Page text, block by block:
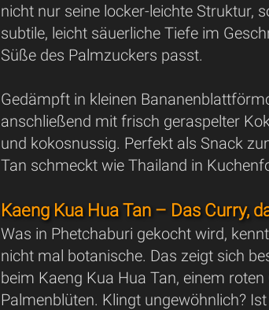
nicht nur seine locker-leichte Struktur,
subtile, leicht säuerliche Tiefe im
Süße des Palmzuckers passt.
Gedämpft in kleinen
anschließend mit frisch geraspelter
und kokosnussig. Perfekt als Snack
Tan schmeckt wie Thailand in
Kaeng Kua Hua Tan – Das Curry,
Was in Phetchaburi gekocht wird,
nicht mal botanische. Das zeigt sich
beim Kaeng Kua Hua Tan, einem
Palmenblüten. Klingt ungewöhnlich?